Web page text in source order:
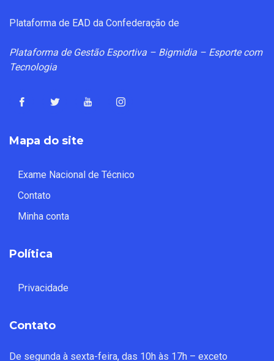
Plataforma de EAD da Confederação de
Plataforma de Gestão Esportiva – Bigmidia – Esporte com
Tecnologia
Mapa do site
Exame Nacional de Técnico
Contato
Minha conta
Política
Privacidade
Contato
De segunda à sexta-feira, das 10h às 17h – exceto